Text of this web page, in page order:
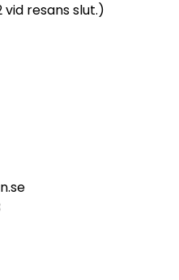
vid resans slut.)